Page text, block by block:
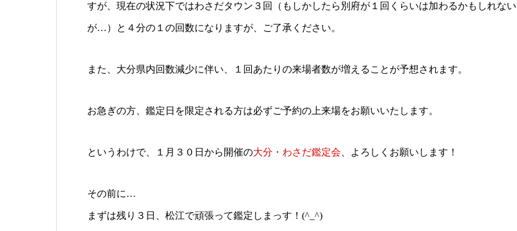
すが、現在の状況下ではわさだタウン３回（もしかしたら別府が１回くらいは加わるかもしれない
が…）と４分の１の回数になりますが、ご了承ください。
また、大分県内回数減少に伴い、１回あたりの来場者数が増えることが予想されます。
お急ぎの方、鑑定日を限定される方は必ずご予約の上来場をお願いいたします。
というわけで、１月３０日から開催の大分・わさだ鑑定会 、よろしくお願いします！
その前に…
まずは残り３日、松江で頑張って鑑定しまっす！(^_^)ゞ